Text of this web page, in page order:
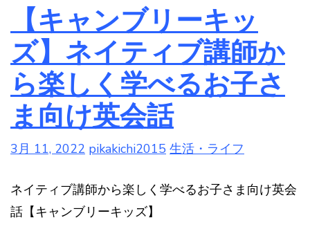
【キャンブリーキッ
ズ】ネイティブ講師か
ら楽しく学べるお子さ
ま向け英会話
3月 11, 2022 pikakichi2015 生活・ライフ
ネイティブ講師から楽しく学べるお子さま向け英会
話【キャンブリーキッズ】